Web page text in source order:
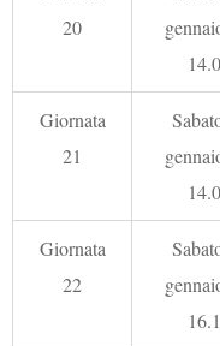
20
Giornata
21
Giornata
22